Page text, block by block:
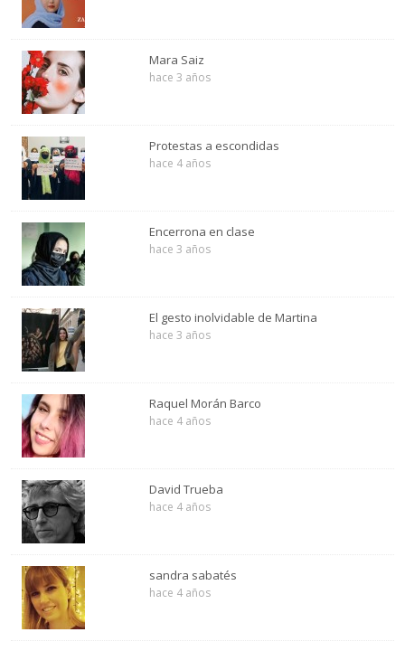
Mara Saiz
hace 3 años
Protestas a escondidas
hace 4 años
Encerrona en clase
hace 3 años
El gesto inolvidable de Martina
hace 3 años
Raquel Morán Barco
hace 4 años
David Trueba
hace 4 años
sandra sabatés
hace 4 años